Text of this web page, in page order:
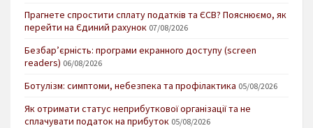
Прагнете спростити сплату податків та ЄСВ? Пояснюємо, як
перейти на Єдиний рахунок 07/08/2026
Безбар’єрність: програми екранного доступу (screen
readers) 06/08/2026
Ботулізм: симптоми, небезпека та профілактика 05/08/2026
Як отримати статус неприбуткової організації та не
сплачувати податок на прибуток 05/08/2026